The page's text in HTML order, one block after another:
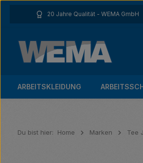
Hauptinhalt springen
Zur Suche springen
Zur Hauptnavigation springen
20 Jahre Qualität - WEMA GmbH
ARBEITSKLEIDUNG
Du bist hier: Home Marken Tee